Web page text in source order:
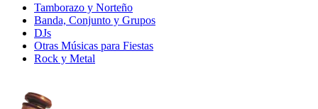
Tamborazo y Norteño
Banda, Conjunto y Grupos
DJs
Otras Músicas para Fiestas
Rock y Metal